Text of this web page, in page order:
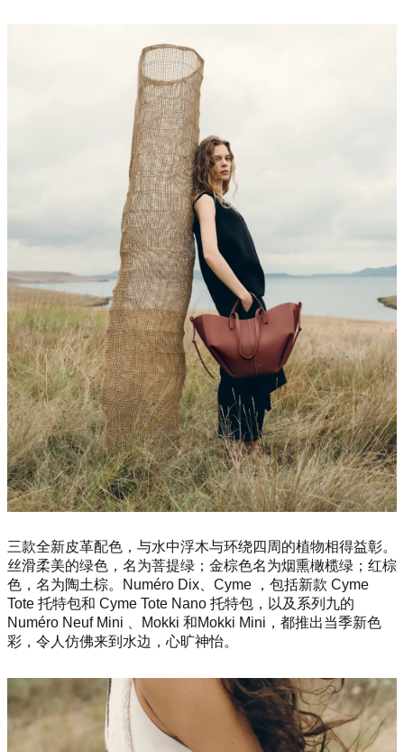
三款全新皮革配色，与水中浮木与环绕四周的植物相得益彰。
丝滑柔美的绿色，名为菩提绿；金棕色名为烟熏橄榄绿；红棕
色，名为陶土棕。Numéro Dix、Cyme ，包括新款 Cyme
Tote 托特包和 Cyme Tote Nano 托特包，以及系列九的
Numéro Neuf Mini 、Mokki 和Mokki Mini，都推出当季新色
彩，令人仿佛来到水边，心旷神怡。